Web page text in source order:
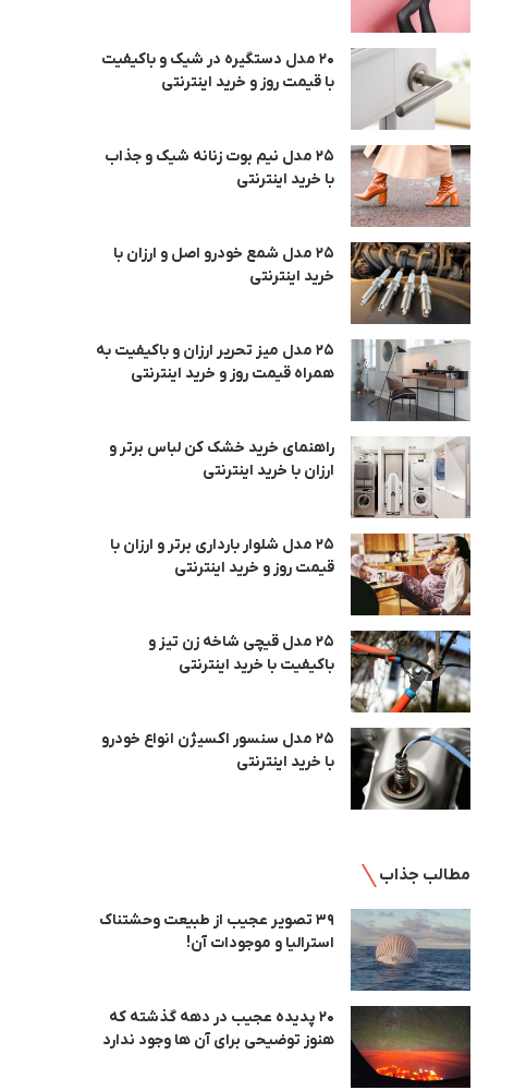
20 مدل دستگیره در شیک و باکیفیت
با قیمت روز و خرید اینترنتی
25 مدل نیم بوت زنانه شیک و جذاب
با خرید اینترنتی
25 مدل شمع خودرو اصل و ارزان با
خرید اینترنتی
25 مدل میز تحریر ارزان و باکیفیت به
همراه قیمت روز و خرید اینترنتی
راهنمای خرید خشک کن لباس برتر و
ارزان با خرید اینترنتی
25 مدل شلوار بارداری برتر و ارزان با
قیمت روز و خرید اینترنتی
25 مدل قیچی شاخه زن تیز و
باکیفیت با خرید اینترنتی
25 مدل سنسور اکسیژن انواع خودرو
با خرید اینترنتی
مطالب جذاب
39 تصویر عجیب از طبیعت وحشتناک
استرالیا و موجودات آن!
20 پدیده عجیب در دهه گذشته که
هنوز توضیحی برای آن ها وجود ندارد